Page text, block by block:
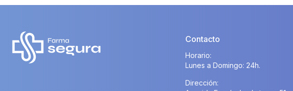
Contacto
Horario:
Lunes a Domingo: 24h.
Dirección: